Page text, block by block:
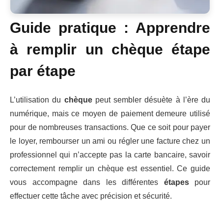
Guide pratique : Apprendre
à remplir un chèque étape
par étape
L’utilisation du chèquepeut sembler désuète à l’ère du
numérique, mais ce moyen de paiement demeure utilisé
pour de nombreuses transactions. Que ce soit pour payer
le loyer, rembourser un ami ou régler une facture chez un
professionnel qui n’accepte pas la carte bancaire, savoir
correctement remplir un chèque est essentiel. Ce guide
vous accompagne dans les différentes étapespour
effectuer cette tâche avec précision et sécurité.